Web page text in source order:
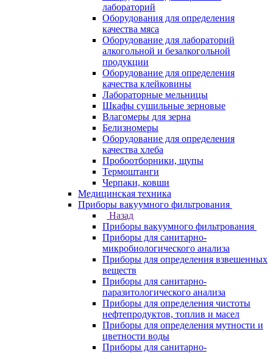
лабораторий
Оборудования для определения
качества мяса
Оборудование для лабораторий
алкогольной и безалкогольной
продукции
Оборудование для определения
качества клейковины
Лабораторные мельницы
Шкафы сушильные зерновые
Влагомеры для зерна
Белизномеры
Оборудование для определения
качества хлеба
Пробоотборники, щупы
Термоштанги
Черпаки, ковши
Медицинская техника
Приборы вакуумного фильтрования
Назад
Приборы вакуумного фильтрования
Приборы для санитарно-
микробиологического анализа
Приборы для определения взвешенных
веществ
Приборы для санитарно-
паразитологического анализа
Приборы для определения чистоты
нефтепродуктов, топлив и масел
Приборы для определения мутности и
цветности воды
Приборы для санитарно-